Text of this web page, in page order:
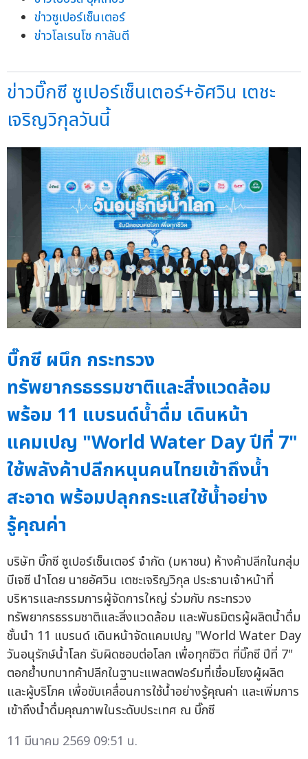
ข่าวซูเปอร์เซ็นเตอร์
ข่าวโลเรนโซ กาลันตี
ข่าวบิ๊กซี ซูเปอร์เซ็นเตอร์+อัศวิน เตชะ
เจริญวิกุลวันนี้
บิ๊กซี ผนึก กระทรวง
ทรัพยากรธรรมชาติและสิ่งแวดล้อม
พร้อม 11 แบรนด์น้ำดื่ม เดินหน้า
แคมเปญ "World Water Day ปีที่ 7"
ใช้พลังค้าปลีกหนุนคนไทยเข้าถึงน้ำ
สะอาด พร้อมปลุกกระแสใช้น้ำอย่าง
รู้คุณค่า
บริษัท บิ๊กซี ซูเปอร์เซ็นเตอร์ จำกัด (มหาชน) ห้างค้าปลีกในกลุ่ม
บีเจซี นำโดย นายอัศวิน เตชะเจริญวิกุล ประธานเจ้าหน้าที่
บริหารและกรรมการผู้จัดการใหญ่ ร่วมกับ กระทรวง
ทรัพยากรธรรมชาติและสิ่งแวดล้อม และพันธมิตรผู้ผลิตน้ำดื่ม
ชั้นนำ 11 แบรนด์ เดินหน้าจัดแคมเปญ "World Water Day
วันอนุรักษ์น้ำโลก รับผิดชอบต่อโลก เพื่อทุกชีวิต ที่บิ๊กซี ปีที่ 7"
ตอกย้ำบทบาทค้าปลีกในฐานะแพลตฟอร์มที่เชื่อมโยงผู้ผลิต
และผู้บริโภค เพื่อขับเคลื่อนการใช้น้ำอย่างรู้คุณค่า และเพิ่มการ
เข้าถึงน้ำดื่มคุณภาพในระดับประเทศ ณ บิ๊กซี
11 มีนาคม 2569 09:51 น.